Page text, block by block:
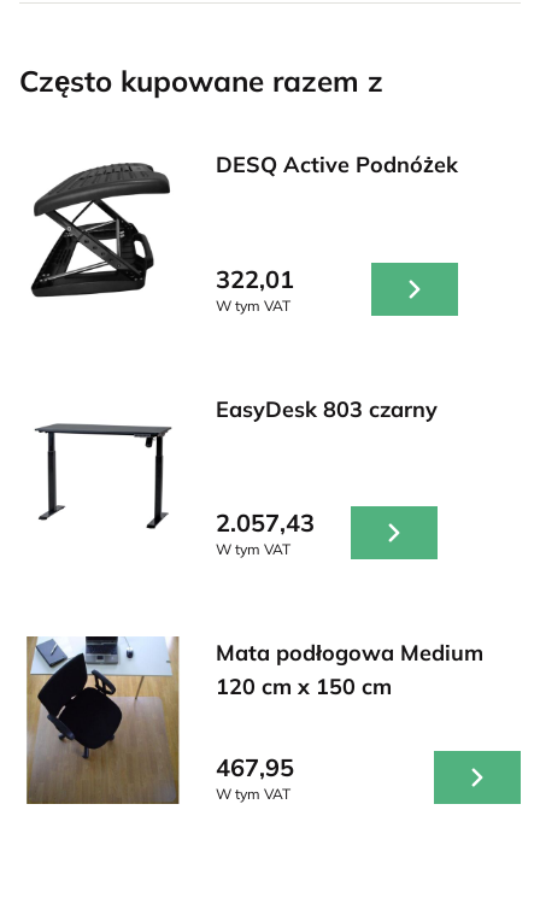
Często kupowane razem z
DESQ Active Podnóżek
322,01
W tym VAT
EasyDesk 803 czarny
2.057,43
W tym VAT
Mata podłogowa Medium
120 cm x 150 cm
467,95
W tym VAT